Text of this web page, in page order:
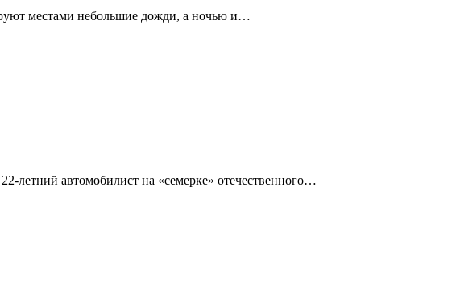
местами небольшие дожди, а ночью и…
летний автомобилист на «семерке» отечественного…